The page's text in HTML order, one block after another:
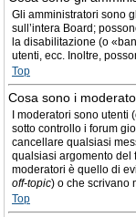
Gli amministratori sono
sull’intera Board;
la disabilitazione (o
utenti, ecc. Inoltre,
Top
Cosa sono i
I moderatori sono
sotto controllo i forum
cancellare qualsiasi
qualsiasi argomento del
moderatori è quello di
off-topic) o che scrivano
Top